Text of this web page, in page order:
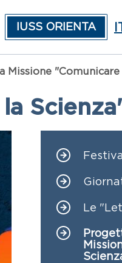
IUSS ORIENTA
Missione "Comunicare
Festival
Le